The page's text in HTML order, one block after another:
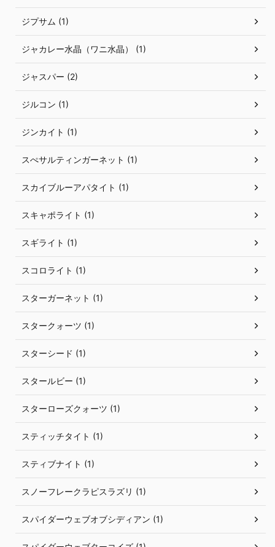
ジプサム (1)
ジャカレー水晶（ワニ水晶） (1)
ジャスパー (2)
ジルコン (1)
ジンカイト (1)
スぺサルティンガーネット (1)
スカイブルーアパタイト (1)
スキャポライト (1)
スギライト (1)
スコロライト (1)
スターガーネット (1)
スタークォーツ (1)
スターシード (1)
スタールビー (1)
スターローズクォーツ (1)
スティッチタイト (1)
スティブナイト (1)
スノーフレークラピスラズリ (1)
スパイダーウェブオブシディアン (1)